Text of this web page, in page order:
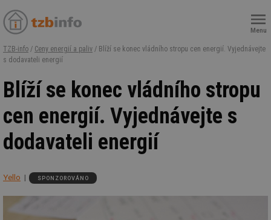
Menu
TZB-info / Ceny energií a paliv / Blíží se konec vládního stropu cen energií. Vyjednávejte
s dodavateli energií
Blíží se konec vládního stropu
cen energií. Vyjednávejte s
dodavateli energií
Yello SPONZOROVÁNO